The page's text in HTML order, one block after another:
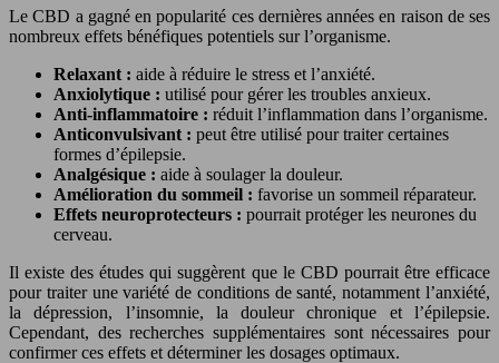
Le CBD a gagné en popularité ces dernières années en raison de ses
nombreux effets bénéfiques potentiels sur l’organisme.
Relaxant : aide à réduire le stress et l’anxiété.
Anxiolytique : utilisé pour gérer les troubles anxieux.
Anti-inflammatoire : réduit l’inflammation dans l’organisme.
Anticonvulsivant : peut être utilisé pour traiter certaines
formes d’épilepsie.
Analgésique : aide à soulager la douleur.
Amélioration du sommeil : favorise un sommeil réparateur.
Effets neuroprotecteurs : pourrait protéger les neurones du
cerveau.
Il existe des études qui suggèrent que le CBD pourrait être efficace
pour traiter une variété de conditions de santé, notamment l’anxiété,
la dépression, l’insomnie, la douleur chronique et l’épilepsie.
Cependant, des recherches supplémentaires sont nécessaires pour
confirmer ces effets et déterminer les dosages optimaux.